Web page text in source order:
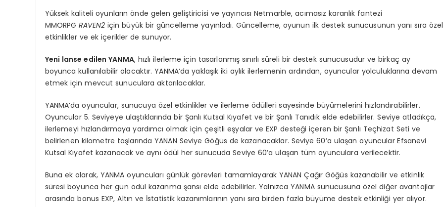
Yüksek kaliteli oyunların önde gelen geliştiricisi ve yayıncısı Netmarble, acımasız karanlık fantezi
MMORPGRAVEN2 için büyük bir güncelleme yayınladı. Güncelleme, oyunun ilk destek sunucusunun yanı sıra özel
etkinlikler ve ek içerikler de sunuyor.
Yeni lanse edilen YANMA, hızlı ilerleme için tasarlanmış sınırlı süreli bir destek sunucusudur ve birkaç ay
boyunca kullanılabilir olacaktır. YANMA’da yaklaşık iki aylık ilerlemenin ardından, oyuncular yolculuklarına devam
etmek için mevcut sunuculara aktarılacaklar.
YANMA’da oyuncular, sunucuya özel etkinlikler ve ilerleme ödülleri sayesinde büyümelerini hızlandırabilirler.
Oyuncular 5. Seviyeye ulaştıklarında bir Şanlı Kutsal Kıyafet ve bir Şanlı Tanıdık elde edebilirler. Seviye atladıkça,
ilerlemeyi hızlandırmaya yardımcı olmak için çeşitli eşyalar ve EXP desteği içeren bir Şanlı Teçhizat Seti ve
belirlenen kilometre taşlarında YANAN Seviye Göğüs de kazanacaklar. Seviye 60’a ulaşan oyuncular Efsanevi
Kutsal Kıyafet kazanacak ve aynı ödül her sunucuda Seviye 60’a ulaşan tüm oyunculara verilecektir.
Buna ek olarak, YANMA oyuncuları günlük görevleri tamamlayarak YANAN Çağır Göğüs kazanabilir ve etkinlik
süresi boyunca her gün ödül kazanma şansı elde edebilirler. Yalnızca YANMA sunucusuna özel diğer avantajlar
arasında bonus EXP, Altın ve İstatistik kazanımlarının yanı sıra birden fazla büyüme destek etkinliği yer alıyor.